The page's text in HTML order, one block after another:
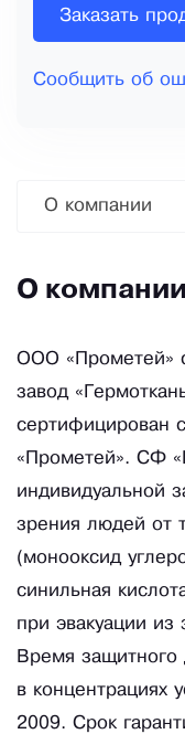
Заказать
Сообщить об
О компании
О компании
ООО «Прометей»
завод
сертифицирован
«Прометей». СФ
индивидуальной
зрения людей от
(монооксид
синильная
при эвакуации
Время
в концентрациях
2009. Срок